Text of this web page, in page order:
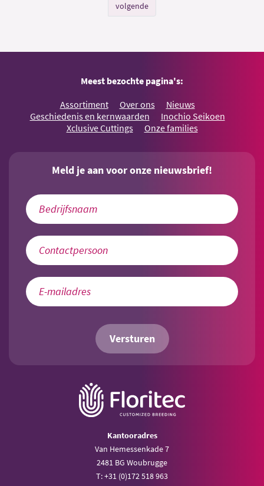
volgende
Meest bezochte pagina's:
Assortiment Over ons
Nieuws
Geschiedenis en kernwaarden
Inochio Seikoen
Xclusive Cuttings
Onze families
Meld je aan voor onze nieuwsbrief!
Versturen
Kantooradres
Van Hemessenkade 7
2481 BG Woubrugge
T: +31 (0)172 518 963